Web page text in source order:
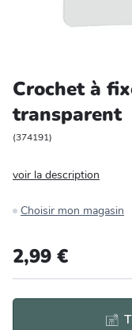
Entretien et
Animalerie
Crochet à
transparent
(374191)
voir la description
Choisir mon magasin
2,99 €